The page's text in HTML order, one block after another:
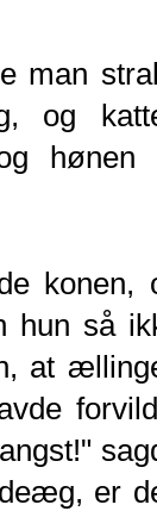
man
og
hønen
konen,
hun så
at
er